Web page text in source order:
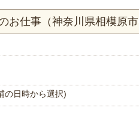
仕事（神奈川県相模原市
の日時から選択)